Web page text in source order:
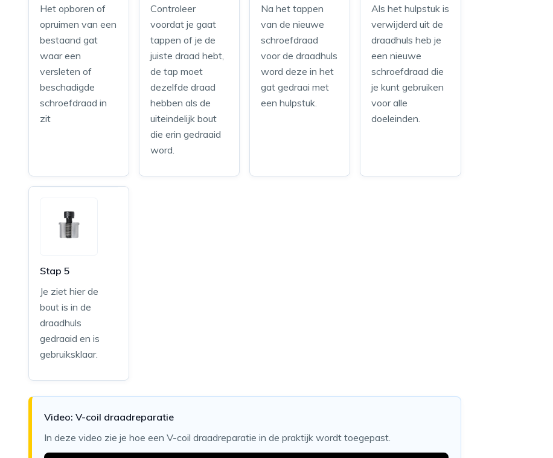
Het opboren of
opruimen van een
bestaand gat
waar een
versleten of
beschadigde
schroefdraad in
zit
Controleer
voordat je gaat
tappen of je de
juiste draad hebt,
de tap moet
dezelfde draad
hebben als de
uiteindelijk bout
die erin gedraaid
word.
Na het tappen
van de nieuwe
schroefdraad
voor de draadhuls
word deze in het
gat gedraai met
een hulpstuk.
Als het hulpstuk is
verwijderd uit de
draadhuls heb je
een nieuwe
schroefdraad die
je kunt gebruiken
voor alle
doeleinden.
Stap 5
Je ziet hier de
bout is in de
draadhuls
gedraaid en is
gebruiksklaar.
Video: V-coil draadreparatie
In deze video zie je hoe een V-coil draadreparatie in de praktijk wordt toegepast.